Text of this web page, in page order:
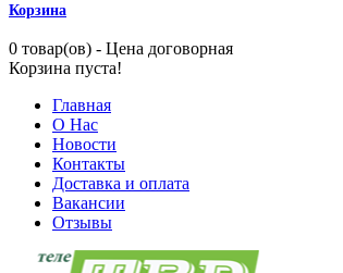
Корзина
0 товар(ов) - Цена договорная
Корзина пуста!
Главная
О Нас
Новости
Контакты
Доставка и оплата
Вакансии
Отзывы